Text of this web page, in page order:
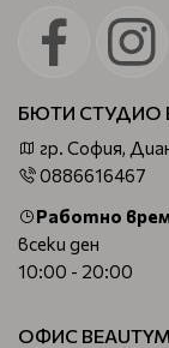
БЮТИ СТУДИО
гр. София,
0886616467
Работно
всеки ден
10:00 - 20:00
ОФИС